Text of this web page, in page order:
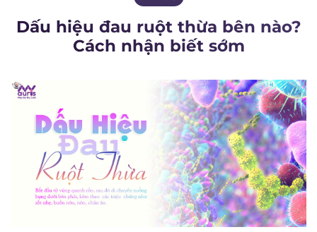
Dấu hiệu đau ruột thừa bên nào?
Cách nhận biết sớm